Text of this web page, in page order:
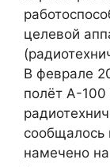
целевой
В феврале
полёт А-100
намечено